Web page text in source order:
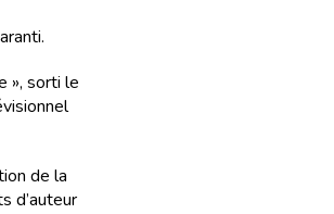
», sorti le
de la
d’auteur